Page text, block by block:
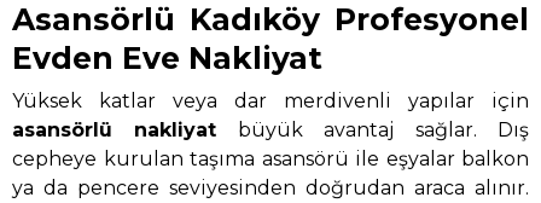
Asansörlü Kadıköy Profesyonel
Evden Eve Nakliyat
Yüksek katlar veya dar merdivenli yapılar için
asansörlü nakliyat büyük avantaj sağlar. Dış
cepheye kurulan taşıma asansörü ile eşyalar balkon
ya da pencere seviyesinden doğrudan araca alınır.